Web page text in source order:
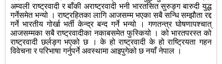
अम्वली राष्ट्रवादी र बाँकी अराष्ट्रवादी भनी भारतसित सुरुङ्ग बारुदी युद्ध
गर्नेसमेत भन्यो । राष्ट्रहितका लागि आजसम्म भएका सबै सन्धि सम्झौता रद्द
गर्ने भारतीय गोर्खा भर्ती केन्द्र बन्द गर्ने भन्यो । गणतन्त्र घोषणापश्चात्
आजसम्मका सबै राष्ट्रवादीका नकाबसमेत फुस्कियो । को भारतपरस्त को
राष्ट्रवादी छर्लङ्ग भएको छ । के हो राष्ट्रवादी के हो राष्ट्रियता गहन
विवेचना र परिभाषा गर्नुपर्ने अवस्थामा आइपुगेको छ नयाँ नेपाल ।